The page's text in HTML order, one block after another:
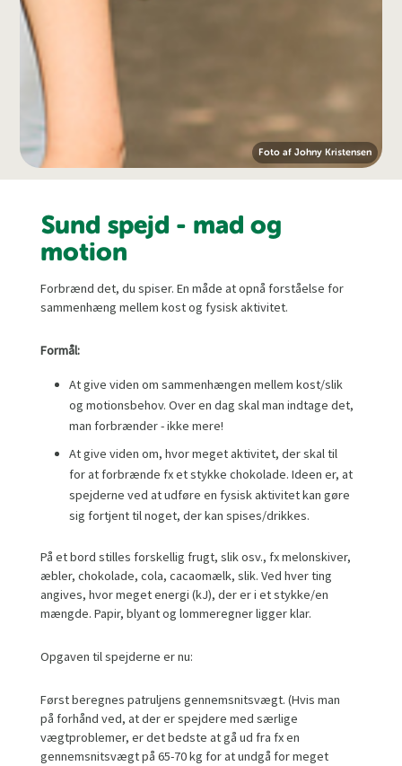
Foto af Johny Kristensen
Sund spejd - mad og
motion
Forbrænd det, du spiser. En måde at opnå forståelse for
sammenhæng mellem kost og fysisk aktivitet.
Formål:
At give viden om sammenhængen mellem kost/slik
og motionsbehov. Over en dag skal man indtage det,
man forbrænder - ikke mere!
At give viden om, hvor meget aktivitet, der skal til
for at forbrænde fx et stykke chokolade. Ideen er, at
spejderne ved at udføre en fysisk aktivitet kan gøre
sig fortjent til noget, der kan spises/drikkes.
På et bord stilles forskellig frugt, slik osv., fx melonskiver,
æbler, chokolade, cola, cacaomælk, slik. Ved hver ting
angives, hvor meget energi (kJ), der er i et stykke/en
mængde. Papir, blyant og lommeregner ligger klar.
Opgaven til spejderne er nu:
Først beregnes patruljens gennemsnitsvægt. (Hvis man
på forhånd ved, at der er spejdere med særlige
vægtproblemer, er det bedste at gå ud fra fx en
gennemsnitsvægt på 65-70 kg for at undgå for meget